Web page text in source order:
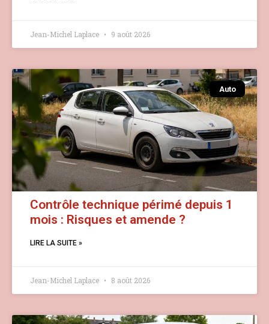
Jean-Michel Laplace 9 août 2026
Auto
Contrôle technique périmé depuis 1
mois : Risques et amende ?
LIRE LA SUITE »
Jean-Michel Laplace 8 août 2026